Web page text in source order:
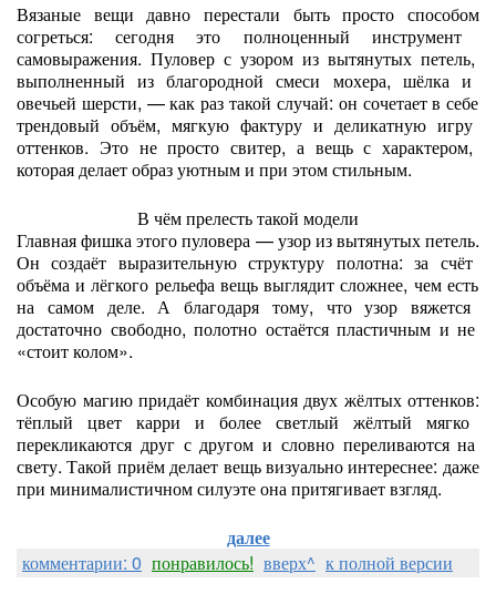
Вязаные вещи давно перестали бытьпросто способом
согреться: сегодня это полноценный инструмент
самовыражения. Пуловер с узором из вытянутых петель,
выполненный из благородной смеси мохера, шёлкаи
овечьей шерсти, — как раз такой случай: он сочетаетв себе
трендовый объём, мягкую фактуру и деликатную игру
оттенков. Этонепросто свитер, авещьс характером,
котораяделаетобразуютными при этомстильным.
В чёмпрелестьтакой модели
Главнаяфишкаэтогопуловера — узоризвытянутыхпетель.
Он создаёт выразительнуюструктуру полотна: за счёт
объёма и лёгкого рельефавещьвыглядит сложнее, чеместь
на самомделе. А благодаря тому, чтоузор вяжется
достаточно свободно, полотно остаётсяпластичным и не
«стоитколом».
Особую магиюпридаёт комбинациядвух жёлтыхоттенков:
тёплый цвет карри и более светлый жёлтый мягко
перекликаются другсдругом и словнопереливаютсяна
свету. Такой приёмделает вещьвизуальноинтереснее: даже
при минималистичномсилуэтеонапритягиваетвзгляд.
далее
комментарии: 0 понравилось! вверх^ к полной версии